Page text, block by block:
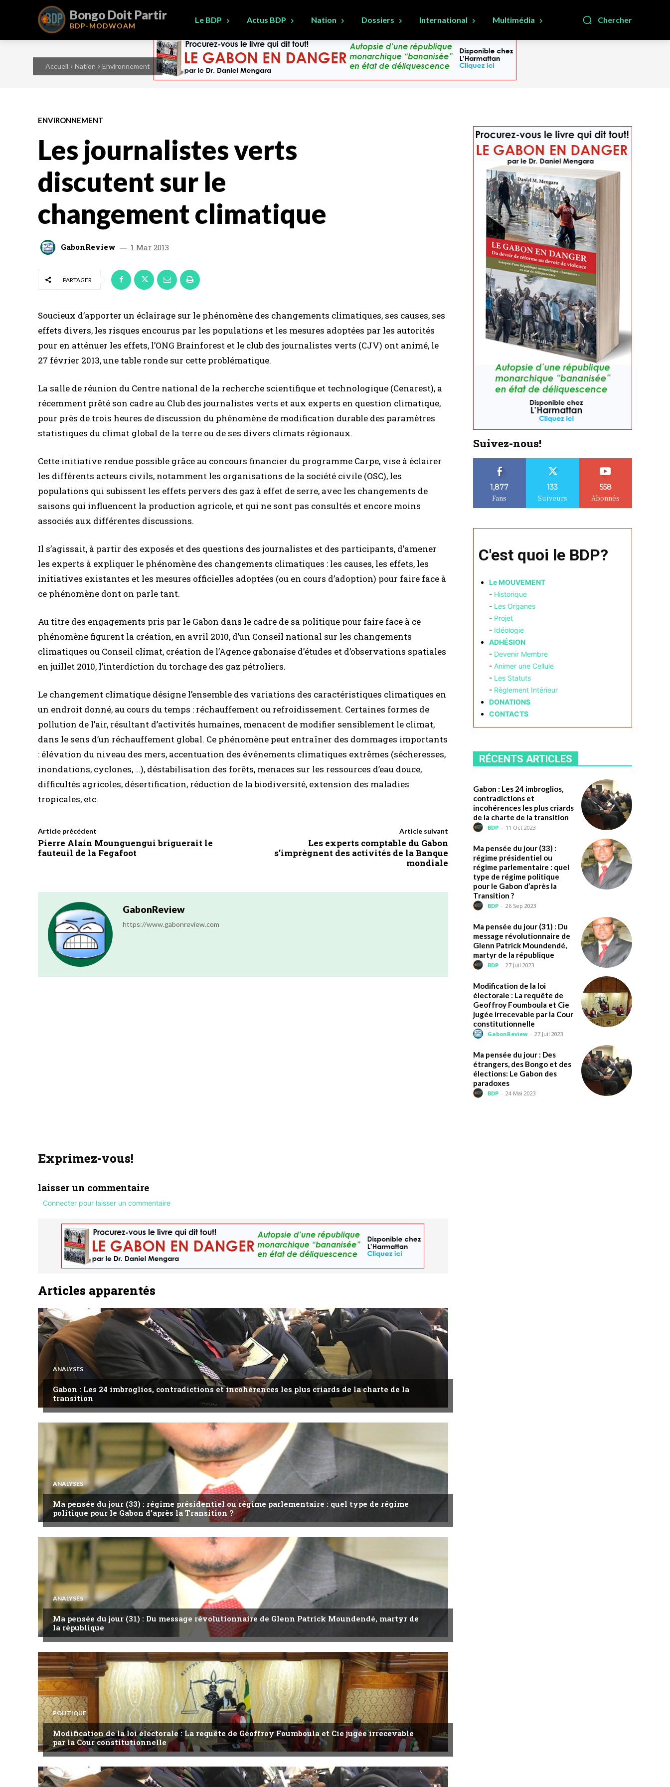
Bongo Doit Partir
BDP-MODWOAM
Chercher
Le BDP Actus BDP Nation Dossiers International Multimédia
Accueil Nation Environnement
ENVIRONNEMENT
Les journalistes verts
discutent sur le
changement climatique
GabonReview 1 Mar 2013
PARTAGER
Soucieux d’apporter un éclairage sur le phénomène des changements climatiques, ses causes, ses
effets divers, les risques encourus par les populations et les mesures adoptées par les autorités
pour en atténuer les effets, l’ONG Brainforest et le club des journalistes verts (CJV) ont animé, le
27 février 2013, une table ronde sur cette problématique.
La salle de réunion du Centre national de la recherche scientifique et technologique (Cenarest), a
récemment prêté son cadre au Club des journalistes verts et aux experts en question climatique,
pour près de trois heures de discussion du phénomène de modification durable des paramètres
statistiques du climat global de la terre ou de ses divers climats régionaux.
Cette initiative rendue possible grâce au concours financier du programme Carpe, vise à éclairer
les différents acteurs civils, notamment les organisations de la société civile (OSC), les
populations qui subissent les effets pervers des gaz à effet de serre, avec les changements de
saisons qui influencent la production agricole, et qui ne sont pas consultés et encore moins
associés aux différentes discussions.
Il s’agissait, à partir des exposés et des questions des journalistes et des participants, d’amener
les experts à expliquer le phénomène des changements climatiques : les causes, les effets, les
initiatives existantes et les mesures officielles adoptées (ou en cours d’adoption) pour faire face à
ce phénomène dont on parle tant.
Au titre des engagements pris par le Gabon dans le cadre de sa politique pour faire face à ce
phénomène figurent la création, en avril 2010, d’un Conseil national sur les changements
climatiques ou Conseil climat, création de l’Agence gabonaise d’études et d’observations spatiales
en juillet 2010, l’interdiction du torchage des gaz pétroliers.
Le changement climatique désigne l’ensemble des variations des caractéristiques climatiques en
un endroit donné, au cours du temps : réchauffement ou refroidissement. Certaines formes de
pollution de l’air, résultant d’activités humaines, menacent de modifier sensiblement le climat,
dans le sens d’un réchauffement global. Ce phénomène peut entraîner des dommages importants
: élévation du niveau des mers, accentuation des événements climatiques extrêmes (sécheresses,
inondations, cyclones, …), déstabilisation des forêts, menaces sur les ressources d’eau douce,
difficultés agricoles, désertification, réduction de la biodiversité, extension des maladies
tropicales, etc.
Article précédent
Pierre Alain Mounguengui briguerait le
fauteuil de la Fegafoot
Article suivant
Les experts comptable du Gabon
s’imprègnent des activités de la Banque
mondiale
GabonReview
https://www.gabonreview.com
Exprimez-vous!
laisser un commentaire
Connecter pour laisser un commentaire
Articles apparentés
ANALYSES
Gabon : Les 24 imbroglios, contradictions et incohérences les plus criards de la charte de la
transition
ANALYSES
Ma pensée du jour (33) : régime présidentiel ou régime parlementaire : quel type de régime
politique pour le Gabon d’après la Transition ?
ANALYSES
Ma pensée du jour (31) : Du message révolutionnaire de Glenn Patrick Moundendé, martyr de
la république
POLITIQUE
Modification de la loi électorale : La requête de Geoffroy Foumboula et Cie jugée irrecevable
par la Cour constitutionnelle
Suivez-nous!
1,877
Fans
133
Suiveurs
558
Abonnés
C'est quoi le BDP?
Le MOUVEMENT
- Historique
- Les Organes
- Projet
- Idéologie
ADHÉSION
- Devenir Membre
- Animer une Cellule
- Les Statuts
- Règlement Intérieur
DONATIONS
CONTACTS
RÉCENTS ARTICLES
Gabon : Les 24 imbroglios,
contradictions et
incohérences les plus criards
de la charte de la transition
BDP - 11 Oct 2023
Ma pensée du jour (33) :
régime présidentiel ou
régime parlementaire : quel
type de régime politique
pour le Gabon d’après la
Transition ?
BDP - 26 Sep 2023
Ma pensée du jour (31) : Du
message révolutionnaire de
Glenn Patrick Moundendé,
martyr de la république
BDP - 27 Juil 2023
Modification de la loi
électorale : La requête de
Geoffroy Foumboula et Cie
jugée irrecevable par la Cour
constitutionnelle
GabonReview - 27 Juil 2023
Ma pensée du jour : Des
étrangers, des Bongo et des
élections: Le Gabon des
paradoxes
BDP - 24 Mai 2023